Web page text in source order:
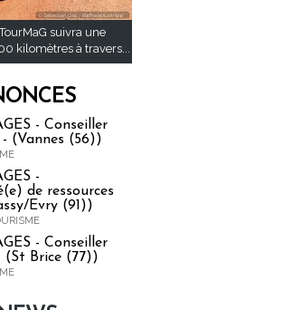
suivra une
kilomètres à travers...
- Conseiller
(Vannes (56))
-
de ressources
Evry (91))
- Conseiller
(St Brice (77))